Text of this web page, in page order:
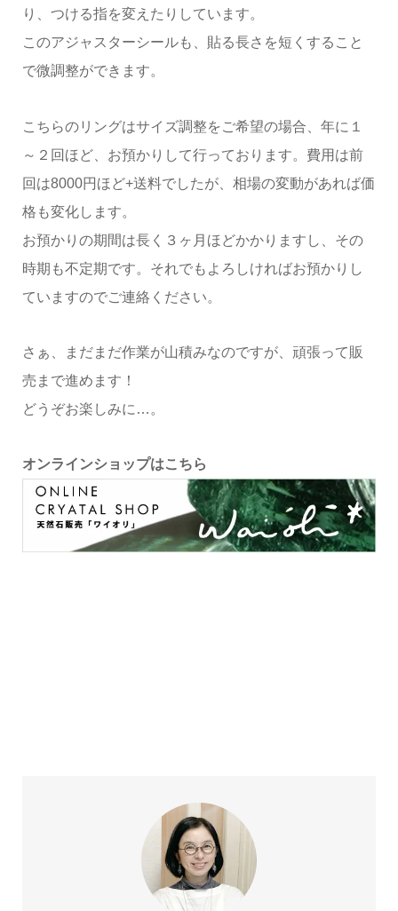
り、つける指を変えたりしています。
このアジャスターシールも、貼る長さを短くすること
で微調整ができます。
こちらのリングはサイズ調整をご希望の場合、年に１
～２回ほど、お預かりして行っております。費用は前
回は8000円ほど+送料でしたが、相場の変動があれば価
格も変化します。
お預かりの期間は長く３ヶ月ほどかかりますし、その
時期も不定期です。それでもよろしければお預かりし
ていますのでご連絡ください。
さぁ、まだまだ作業が山積みなのですが、頑張って販
売まで進めます！
どうぞお楽しみに…。
オンラインショップはこちら